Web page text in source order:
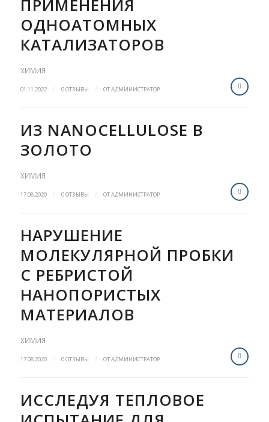
ПРИМЕНЕНИЯ
ОДНОАТОМНЫХ
КАТАЛИЗАТОРОВ
ХИМИЯ
01.11.2022 / 0 ОТЗЫВЫ / ОТАДМИНИСТРАТОР
ИЗ NANOCELLULOSE В
ЗОЛОТО
ХИМИЯ
17.08.2020 / 0 ОТЗЫВЫ / ОТАДМИНИСТРАТОР
НАРУШЕНИЕ
МОЛЕКУЛЯРНОЙ ПРОБКИ
С РЕБРИСТОЙ
НАНОПОРИСТЫХ
МАТЕРИАЛОВ
ХИМИЯ
17.08.2020 / 0 ОТЗЫВЫ / ОТАДМИНИСТРАТОР
ИССЛЕДУЯ ТЕПЛОВОЕ